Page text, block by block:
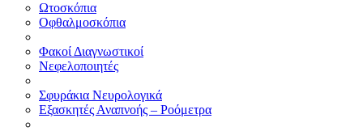
Ωτοσκόπια
Οφθαλμοσκόπια
Φακοί Διαγνωστικοί
Νεφελοποιητές
Σφυράκια Νευρολογικά
Εξασκητές Αναπνοής – Ροόμετρα